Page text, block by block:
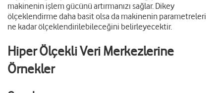
makinenin işlem gücünü artırmanızı sağlar. Dikey
ölçeklendirme daha basit olsa da makinenin parametreleri
ne kadar ölçeklendirilebileceğini belirleyecektir.
Hiper Ölçekli Veri Merkezlerine
Örnekler